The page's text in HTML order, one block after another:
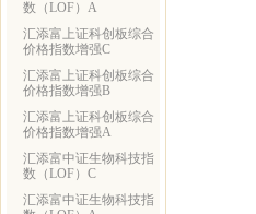
数（LOF）A
汇添富上证科创板综合
价格指数增强C
汇添富上证科创板综合
价格指数增强B
汇添富上证科创板综合
价格指数增强A
汇添富中证生物科技指
数（LOF）C
汇添富中证生物科技指